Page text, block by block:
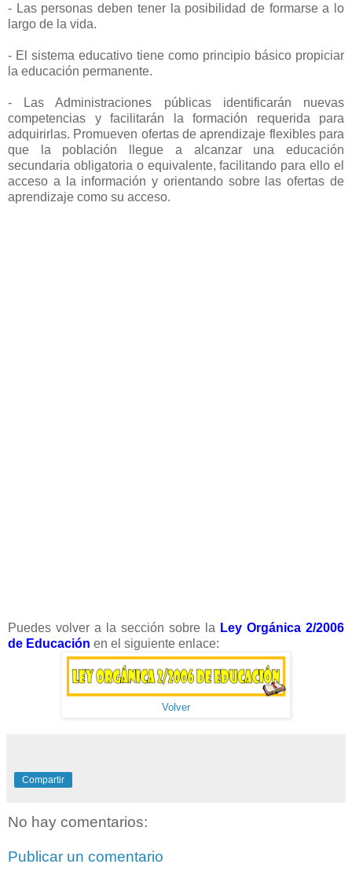
- Las personas deben tener la posibilidad de formarse a lo
largo de la vida.
- El sistema educativo tiene como principio básico propiciar
la educación permanente.
- Las Administraciones públicas identificarán nuevas
competencias y facilitarán la formación requerida para
adquirirlas. Promueven ofertas de aprendizaje flexibles para
que la población llegue a alcanzar una educación
secundaria obligatoria o equivalente, facilitando para ello el
acceso a la información y orientando sobre las ofertas de
aprendizaje como su acceso.
Puedes volver a la sección sobre la Ley Orgánica 2/2006
de Educación en el siguiente enlace:
Volver
Compartir
No hay comentarios:
Publicar un comentario